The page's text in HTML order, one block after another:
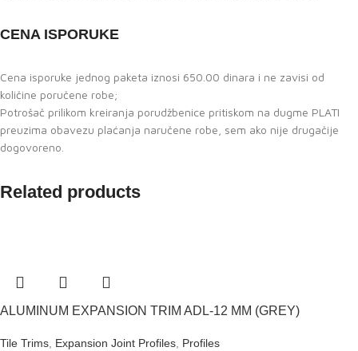
CENA ISPORUKE
Cena isporuke jednog paketa iznosi 650.00 dinara i ne zavisi od
količine poručene robe;
Potrošač prilikom kreiranja porudžbenice pritiskom na dugme PLATI
preuzima obavezu plaćanja naručene robe, sem ako nije drugačije
dogovoreno.
Related products
ALUMINUM EXPANSION TRIM ADL-12 MM (GREY)
Tile Trims, Expansion Joint Profiles, Profiles